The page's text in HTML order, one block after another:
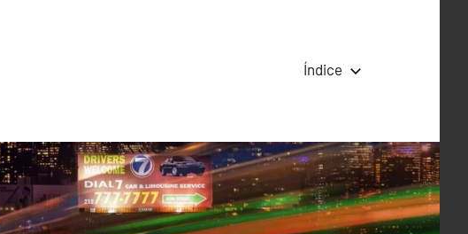
Índice